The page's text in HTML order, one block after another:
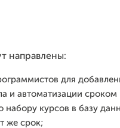
направлены:
для
и автоматизации сроком
набору курсов в базу
же срок;